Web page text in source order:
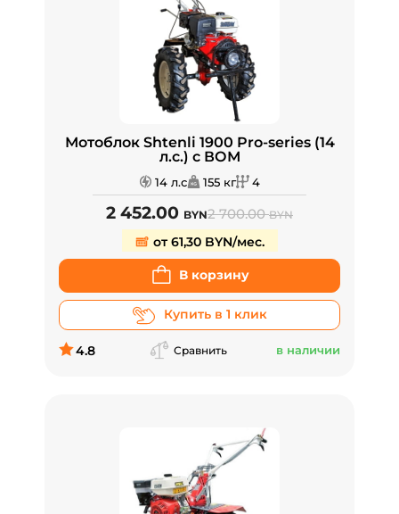
Мотоблок Shtenli 1900 Pro-series (14
л.с.) с ВОМ
14 л.с 155 кг 4
2 452.00 BYN2 700.00BYN
от 61,30 BYN/мес.
В корзину
Купить в 1 клик
4.8 Сравнить в наличии